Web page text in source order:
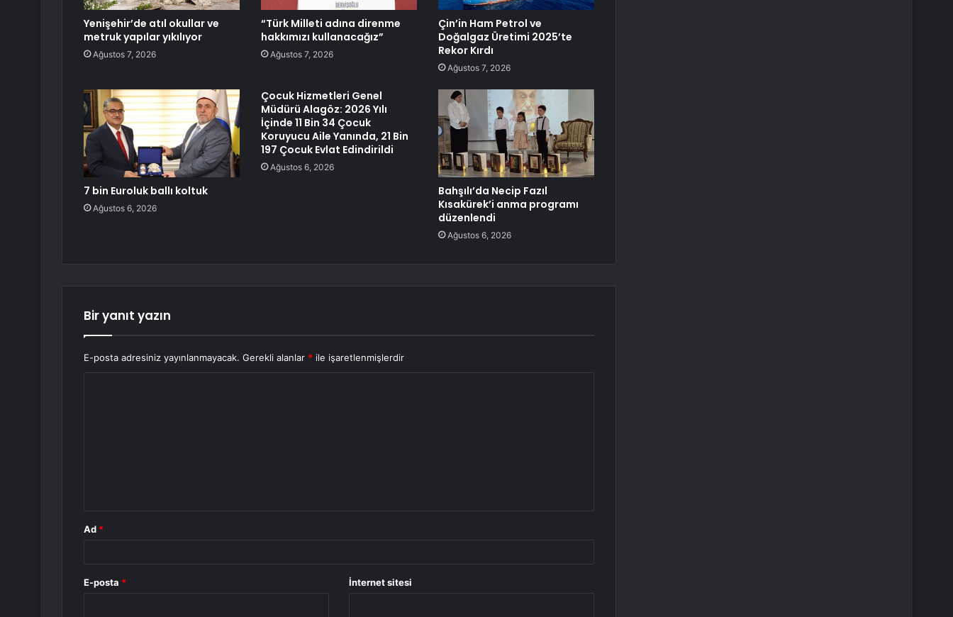
Yenişehir’de atıl okullar ve
metruk yapılar yıkılıyor
Ağustos 7, 2026
“Türk Milleti adına direnme
hakkımızı kullanacağız”
Ağustos 7, 2026
Çin’in Ham Petrol ve
Doğalgaz Üretimi 2025’te
Rekor Kırdı
Ağustos 7, 2026
7 bin Euroluk ballı koltuk
Ağustos 6, 2026
Çocuk Hizmetleri Genel
Müdürü Alagöz: 2026 Yılı
İçinde 11 Bin 34 Çocuk
Koruyucu Aile Yanında, 21 Bin
197 Çocuk Evlat Edindirildi
Ağustos 6, 2026
Bahşılı’da Necip Fazıl
Kısakürek’i anma programı
düzenlendi
Ağustos 6, 2026
Bir yanıt yazın
E-posta adresiniz yayınlanmayacak. Gerekli alanlar * ile işaretlenmişlerdir
Ad *
E-posta * İnternet sitesi